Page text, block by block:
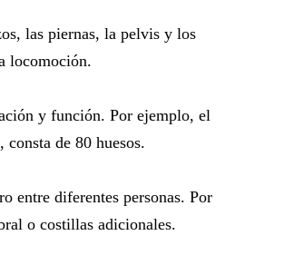
las piernas, la pelvis y los
locomoción.
y función. Por ejemplo, el
de 80 huesos.
entre diferentes personas. Por
o costillas adicionales.